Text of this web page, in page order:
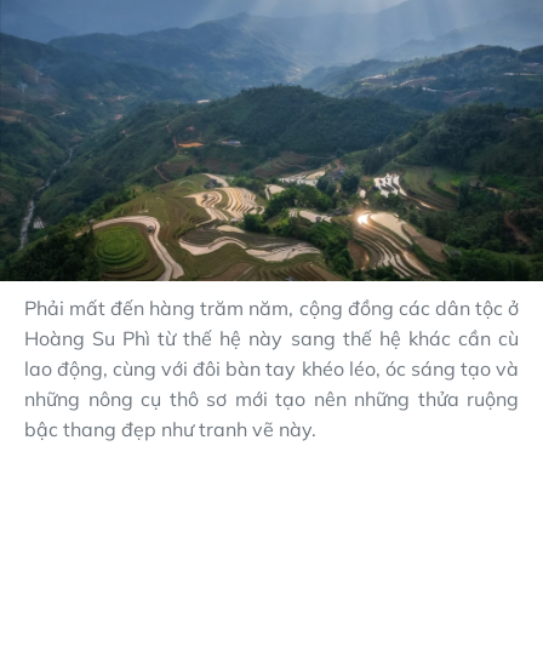
Phải mất đến hàng trăm năm, cộng đồng các dân tộc ở
Hoàng Su Phì từ thế hệ này sang thế hệ khác cần cù
lao động, cùng với đôi bàn tay khéo léo, óc sáng tạo và
những nông cụ thô sơ mới tạo nên những thửa ruộng
bậc thang đẹp như tranh vẽ này.